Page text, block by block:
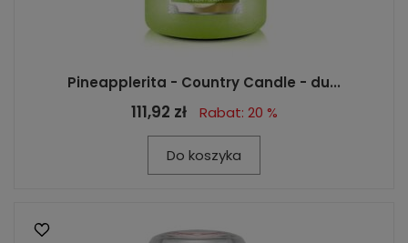
Pineapplerita - Country Candle - du...
111,92 zł Rabat: 20 %
Do koszyka